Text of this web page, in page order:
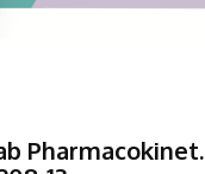
Pharmacokinet.